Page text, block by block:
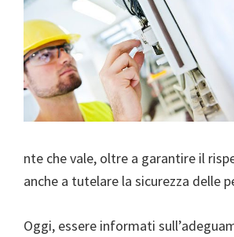
nte che vale, oltre a garantire il
anche a tutelare la sicurezza delle
Oggi, essere informati